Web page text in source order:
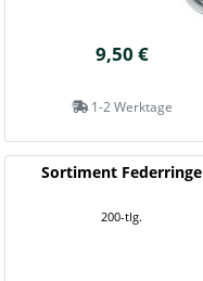
9,50 €
1-2 Werktage
Sortiment Federringe
200-tlg.